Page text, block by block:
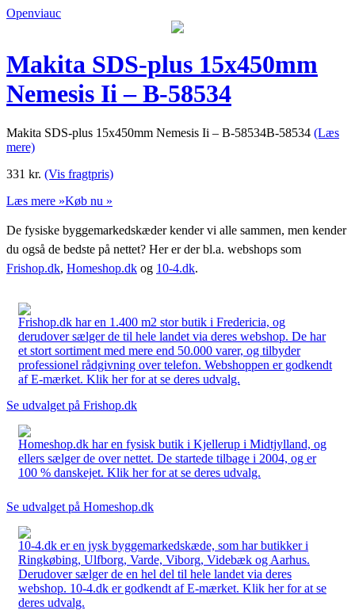
Openviauc
Makita SDS-plus 15x450mm
Nemesis Ii – B-58534
Makita SDS-plus 15x450mm Nemesis Ii – B-58534B-58534 (Læs
mere)
331 kr. (Vis fragtpris)
Læs mere »Køb nu »
De fysiske byggemarkedskæder kender vi alle sammen, men kender
du også de bedste på nettet? Her er der bl.a. webshops som
Frishop.dk, Homeshop.dk og 10-4.dk.
Frishop.dk har en 1.400 m2 stor butik i Fredericia, og
derudover sælger de til hele landet via deres webshop. De har
et stort sortiment med mere end 50.000 varer, og tilbyder
professionel rådgivning over telefon. Webshoppen er godkendt
af E-mærket. Klik her for at se deres udvalg.
Se udvalget på Frishop.dk
Homeshop.dk har en fysisk butik i Kjellerup i Midtjylland, og
ellers sælger de over nettet. De startede tilbage i 2004, og er
100 % danskejet. Klik her for at se deres udvalg.
Se udvalget på Homeshop.dk
10-4.dk er en jysk byggemarkedskæde, som har butikker i
Ringkøbing, Ulfborg, Varde, Viborg, Videbæk og Aarhus.
Derudover sælger de en hel del til hele landet via deres
webshop. 10-4.dk er godkendt af E-mærket. Klik her for at se
deres udvalg.